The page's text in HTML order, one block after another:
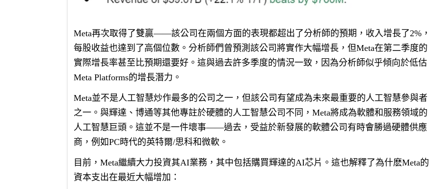
Meta再次取得了雙贏——該公司在兩個方面的表現都超出了分析師的預期，收入增長了2%，
每股收益也達到了高個位數。分析師們曾預測該公司將實作大幅增長，但Meta在第二季度的
實際增長率甚至比預期還要好。這與過去許多季度的情況一致，因為分析師似乎傾向於低估
Meta Platforms的增長潛力。
Meta並不是人工智慧炒作最多的公司之一，但該公司有望成為未來最重要的人工智慧參與者
之一。與輝達、博通等其他專註於硬體的人工智慧公司不同，Meta將成為軟體和服務領域的
人工智慧巨頭。這並不是一件壞事——過去，受益於新發展的軟體公司有時會勝過硬體供應
商，例如PC時代的英特爾/思科和微軟。
目前，Meta繼續大力投資其AI業務，其中包括購買輝達的AI芯片。這也解釋了為什麽Meta的
資本支出在最近大幅增加：